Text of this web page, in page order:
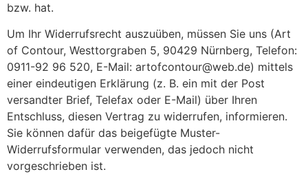
bzw. hat.
Um Ihr Widerrufsrecht auszuüben, müssen Sie uns (Art
of Contour, Westtorgraben 5, 90429 Nürnberg, Telefon:
0911-92 96 520, E-Mail: artofcontour@web.de) mittels
einer eindeutigen Erklärung (z. B. ein mit der Post
versandter Brief, Telefax oder E-Mail) über Ihren
Entschluss, diesen Vertrag zu widerrufen, informieren.
Sie können dafür das beigefügte Muster-
Widerrufsformular verwenden, das jedoch nicht
vorgeschrieben ist.